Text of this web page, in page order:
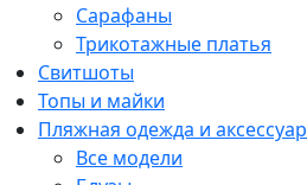
Сарафаны
Трикотажные платья
Свитшоты
Топы и майки
Пляжная одежда и
Все модели